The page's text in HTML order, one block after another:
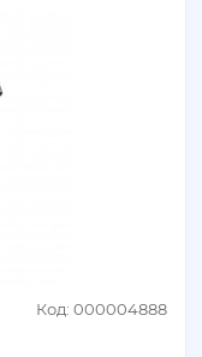
Код: 000004888